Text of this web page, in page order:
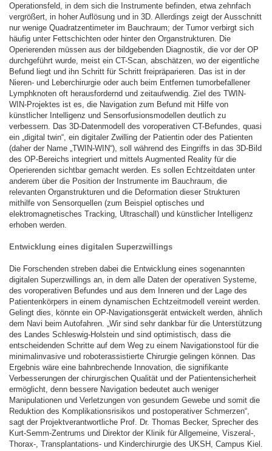
Operationsfeld, in dem sich die Instrumente befinden, etwa zehnfach
vergrößert, in hoher Auflösung und in 3D. Allerdings zeigt der Ausschnitt
nur wenige Quadratzentimeter im Bauchraum; der Tumor verbirgt sich
häufig unter Fettschichten oder hinter den Organstrukturen. Die
Operierenden müssen aus der bildgebenden Diagnostik, die vor der OP
durchgeführt wurde, meist ein CT-Scan, abschätzen, wo der eigentliche
Befund liegt und ihn Schritt für Schritt freipräparieren. Das ist in der
Nieren- und Leberchirurgie oder auch beim Entfernen tumorbefallener
Lymphknoten oft herausfordernd und zeitaufwendig. Ziel des TWIN-
WIN-Projektes ist es, die Navigation zum Befund mit Hilfe von
künstlicher Intelligenz und Sensorfusionsmodellen deutlich zu
verbessern. Das 3D-Datenmodell des voroperativen CT-Befundes, quasi
ein „digital twin“, ein digitaler Zwilling der Patientin oder des Patienten
(daher der Name „TWIN-WIN“), soll während des Eingriffs in das 3D-Bild
des OP-Bereichs integriert und mittels Augmented Reality für die
Operierenden sichtbar gemacht werden. Es sollen Echtzeitdaten unter
anderem über die Position der Instrumente im Bauchraum, die
relevanten Organstrukturen und die Deformation dieser Strukturen
mithilfe von Sensorquellen (zum Beispiel optisches und
elektromagnetisches Tracking, Ultraschall) und künstlicher Intelligenz
erhoben werden.
Entwicklung eines digitalen Superzwillings
Die Forschenden streben dabei die Entwicklung eines sogenannten
digitalen Superzwillings an, in dem alle Daten der operativen Systeme,
des voroperativen Befundes und aus dem Inneren und der Lage des
Patientenkörpers in einem dynamischen Echtzeitmodell vereint werden.
Gelingt dies, könnte ein OP-Navigationsgerät entwickelt werden, ähnlich
dem Navi beim Autofahren. „Wir sind sehr dankbar für die Unterstützung
des Landes Schleswig-Holstein und sind optimistisch, dass die
entscheidenden Schritte auf dem Weg zu einem Navigationstool für die
minimalinvasive und roboterassistierte Chirurgie gelingen können. Das
Ergebnis wäre eine bahnbrechende Innovation, die signifikante
Verbesserungen der chirurgischen Qualität und der Patientensicherheit
ermöglicht, denn bessere Navigation bedeutet auch weniger
Manipulationen und Verletzungen von gesundem Gewebe und somit die
Reduktion des Komplikationsrisikos und postoperativer Schmerzen“,
sagt der Projektverantwortliche Prof. Dr. Thomas Becker, Sprecher des
Kurt-Semm-Zentrums und Direktor der Klinik für Allgemeine, Viszeral-,
Thorax-, Transplantations- und Kinderchirurgie des UKSH, Campus Kiel.